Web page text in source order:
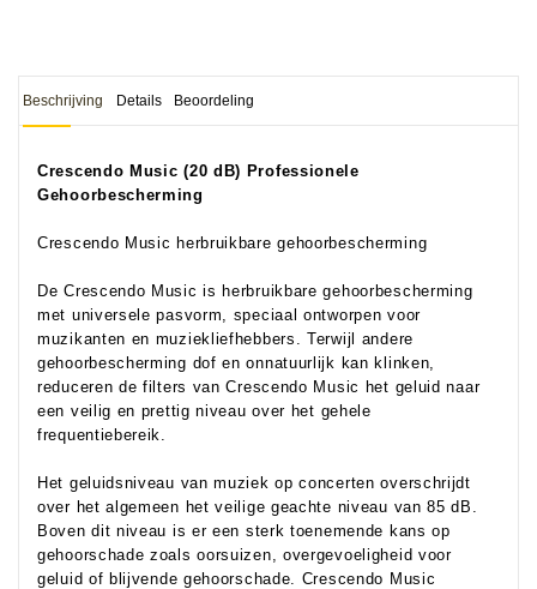
Beschrijving Details Beoordeling
Crescendo Music (20 dB) Professionele
Gehoorbescherming
Crescendo Music herbruikbare gehoorbescherming
De Crescendo Music is herbruikbare gehoorbescherming
met universele pasvorm, speciaal ontworpen voor
muzikanten en muziekliefhebbers. Terwijl andere
gehoorbescherming dof en onnatuurlijk kan klinken,
reduceren de filters van Crescendo Music het geluid naar
een veilig en prettig niveau over het gehele
frequentiebereik.
Het geluidsniveau van muziek op concerten overschrijdt
over het algemeen het veilige geachte niveau van 85 dB.
Boven dit niveau is er een sterk toenemende kans op
gehoorschade zoals oorsuizen, overgevoeligheid voor
geluid of blijvende gehoorschade. Crescendo Music